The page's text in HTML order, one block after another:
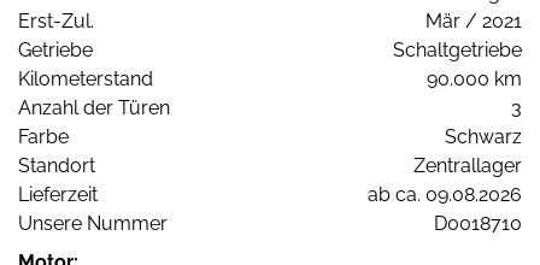
Erst-Zul.
Mär / 2021
Getriebe
Schaltgetriebe
Kilometerstand
90.000 km
Anzahl der Türen
3
Farbe
Schwarz
Standort
Zentrallager
Lieferzeit
ab ca. 09.08.2026
Unsere Nummer
D0018710